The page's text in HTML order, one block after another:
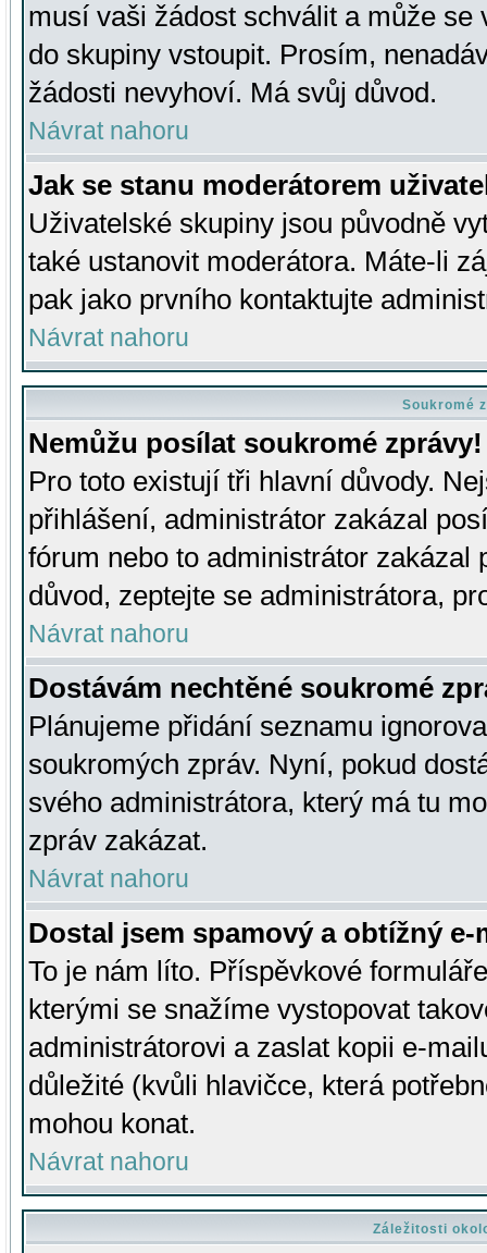
musí vaši žádost schválit a může se
do skupiny vstoupit. Prosím,
žádosti nevyhoví. Má svůj důvod.
Návrat nahoru
Jak se stanu moderátorem
Uživatelské skupiny jsou původně
také ustanovit moderátora. Máte-li
pak jako prvního kontaktujte
Návrat nahoru
Soukromé
Nemůžu posílat soukromé zprávy!
Pro toto existují tři hlavní důvody.
přihlášení, administrátor zakázal
fórum nebo to administrátor zakázal
důvod, zeptejte se administrátora,
Návrat nahoru
Dostávám nechtěné soukromé
Plánujeme přidání seznamu
soukromých zpráv. Nyní, pokud
svého administrátora, který má tu
zpráv zakázat.
Návrat nahoru
Dostal jsem spamový a obtížný
To je nám líto. Příspěvkové
kterými se snažíme vystopovat
administrátorovi a zaslat kopii e-
důležité (kvůli hlavičce, která
mohou konat.
Návrat nahoru
Záležitosti